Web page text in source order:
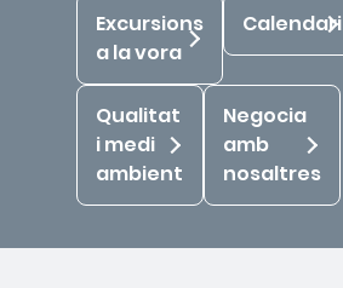
Excursions
a la vora
Calendari
Qualitat
i medi
ambient
Negocia
amb
nosaltres